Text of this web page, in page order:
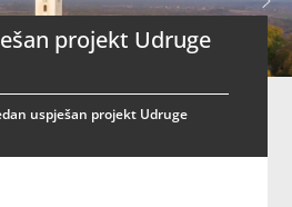
projekt Udruge
uspješan projekt Udruge